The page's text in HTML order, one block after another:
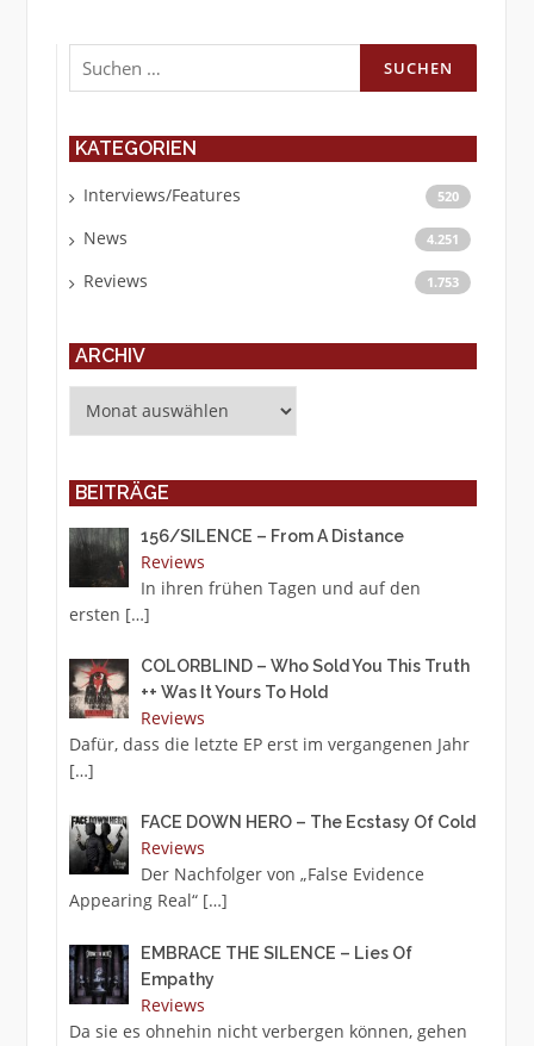
Suchen
nach:
KATEGORIEN
Interviews/Features 520
News 4.251
Reviews 1.753
ARCHIV
BEITRÄGE
156/SILENCE – From A Distance
Reviews
In ihren frühen Tagen und auf den
ersten […]
COLORBLIND – Who Sold You This Truth
++ Was It Yours To Hold
Reviews
Dafür, dass die letzte EP erst im vergangenen Jahr
[…]
FACE DOWN HERO – The Ecstasy Of Cold
Reviews
Der Nachfolger von „False Evidence
Appearing Real“ […]
EMBRACE THE SILENCE – Lies Of
Empathy
Reviews
Da sie es ohnehin nicht verbergen können, gehen